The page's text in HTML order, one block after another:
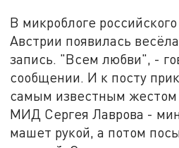
В микроблоге
Австрии появилась
запись. "Всем любви", -
сообщении. И к посту
самым известным жестом
МИД Сергея Лаврова -
машет рукой, а потом